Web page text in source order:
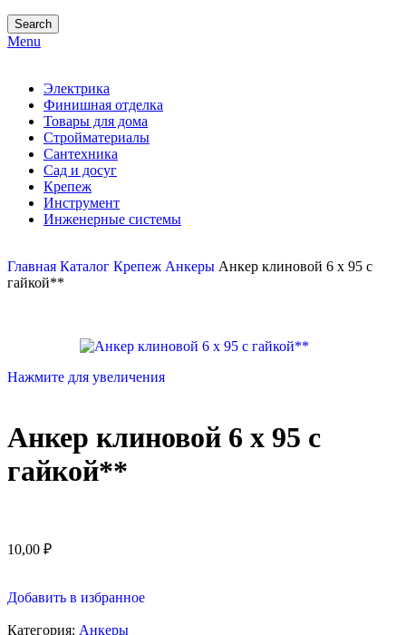
Search
Menu
Электрика
Финишная отделка
Товары для дома
Стройматериалы
Сантехника
Сад и досуг
Крепеж
Инструмент
Инженерные системы
Главная Каталог Крепеж Анкеры Анкер клиновой 6 х 95 с
гайкой**
Нажмите для увеличения
Анкер клиновой 6 х 95 с
гайкой**
10,00 ₽
Добавить в избранное
Категория: Анкеры